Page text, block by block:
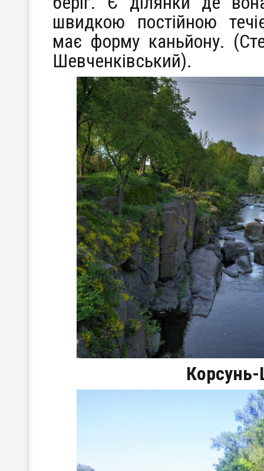
швидкою постійною
має форму каньйону.
Шевченківський).